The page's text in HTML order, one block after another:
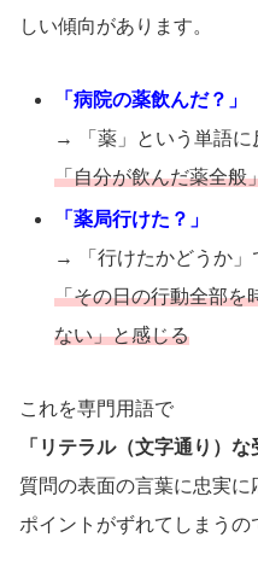
しい傾向があります。
「病院の薬飲んだ？」
→ 「薬」という単語に
「自分が飲んだ薬全般
「薬局行けた？」
→ 「行けたかどうか」
「その日の行動全部を
ない」と感じる
これを専門用語で
「リテラル（文字通り）な
質問の表面の言葉に忠実
ポイントがずれてしまうの